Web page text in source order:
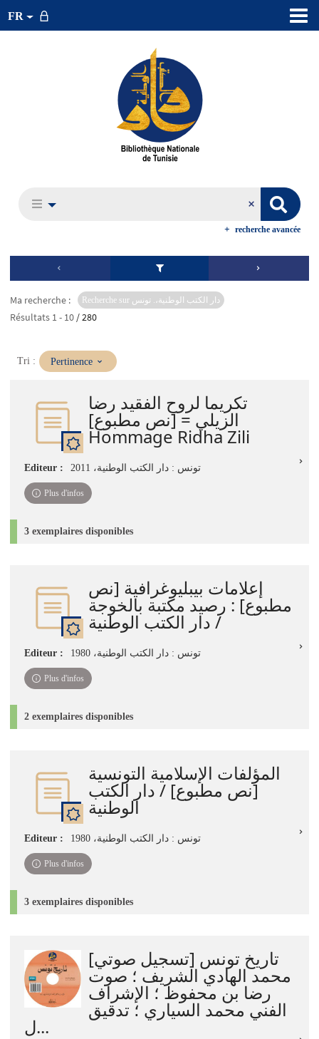
FR
recherche avancée
Ma recherche : Recherche sur دار الكتب الوطنية،. تونس
Résultats 1 - 10 / 280
Tri : (Mise
immédiate)
Pertinence
تكريما لروح الفقيد رضا
الزيلي = [نص مطبوع]
Hommage Ridha Zili
Editeur : تونس : دار الكتب الوطنية، 2011
Plus d'infos
3 exemplaires disponibles
إعلامات بيبليوغرافية [نص
مطبوع] : رصيد مكتبة بالخوجة
/ دار الكتب الوطنية
Editeur : تونس : دار الكتب الوطنية، 1980
Plus d'infos
2 exemplaires disponibles
المؤلفات الإسلامية التونسية
[نص مطبوع] / دار الكتب
الوطنية
Editeur : تونس : دار الكتب الوطنية، 1980
Plus d'infos
3 exemplaires disponibles
تاريخ تونس [تسجيل صوتي]
محمد الهادي الشريف ؛ صوت
رضا بن محفوظ ؛ الإشراف
الفني محمد السياري ؛ تدقيق
ل...